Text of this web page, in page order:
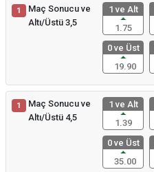
1
Maç Sonucu ve
Altı/Üstü 3,5
1 ve Alt
1.75
0 ve Üst
19.90
1
Maç Sonucu ve
Altı/Üstü 4,5
1 ve Alt
1.39
0 ve Üst
35.00